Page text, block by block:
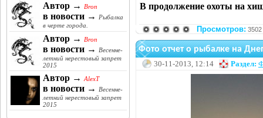
Автор → Bron
в новости →
Рыбалка
в черте города.
Автор → Bron
в новости →
Весенне-
летний нерестовый запрет
2015
Автор → AlexT
в новости →
Весенне-
летний нерестовый запрет
2015
В продолжение охоты на
Просмотров:
Фото отчет о рыбалке на
30-11-2013, 12:14 Раздел: